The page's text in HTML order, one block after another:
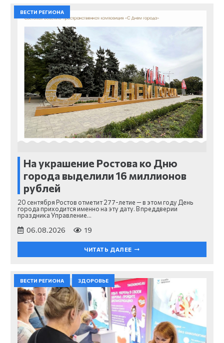
ВЕСТИ РЕГИОНА
На украшение Ростова ко Дню
города выделили 16 миллионов
рублей
20 сентября Ростов отметит 277-летие — в этом году День
города приходится именно на эту дату. В преддверии
праздника Управление…
06.08.2026 19
ЧИТАТЬ ДАЛЕЕ
ВЕСТИ РЕГИОНА ЗДОРОВЬЕ